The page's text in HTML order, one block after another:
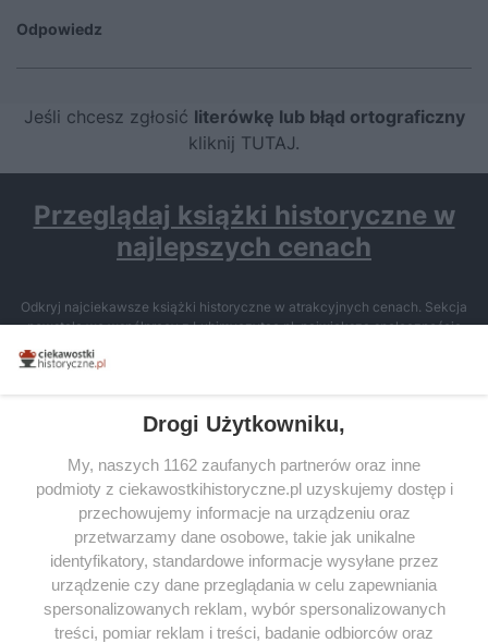
Odpowiedz
Jeśli chcesz zgłosić literówkę lub błąd ortograficzny
kliknij TUTAJ.
Przeglądaj książki historyczne w
najlepszych cenach
Odkryj najciekawsze książki historyczne w atrakcyjnych cenach. Sekcja
powstała we współpracy z Lubimyczytac.pl, największą społecznością
miłośników literatury w Polsce – dzięki temu możesz wybierać spośród
tytułów najwyżej ocenianych przez czytelników.
SERWIS
SPOŁECZNOŚĆ
WSPÓŁPRACA
KONTAKT
Drogi Użytkowniku,
My, naszych 1162 zaufanych partnerów oraz inne
podmioty z ciekawostkihistoryczne.pl uzyskujemy dostęp i
przechowujemy informacje na urządzeniu oraz
przetwarzamy dane osobowe, takie jak unikalne
identyfikatory, standardowe informacje wysyłane przez
urządzenie czy dane przeglądania w celu zapewniania
spersonalizowanych reklam, wybór spersonalizowanych
treści, pomiar reklam i treści, badanie odbiorców oraz